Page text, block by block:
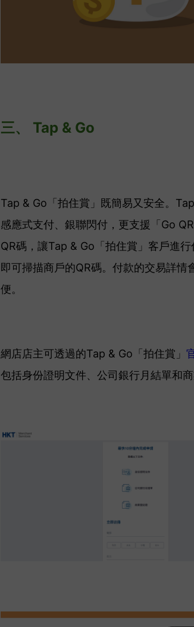
三、 Tap & Go
Tap & Go「拍住賞」既簡易又安全。
感應式支付、 銀聯閃付，更支援「Go
QR碼，讓Tap & Go「拍住賞」客戶進行
即可掃描商戶的QR碼。 付款的交易詳情
便。
網店店主可透過的Tap & Go「拍住賞」
包括身份證明文件、公司銀行月結單和商